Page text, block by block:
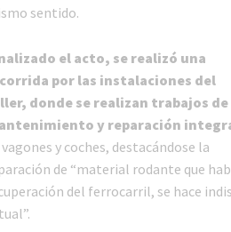
sentido.
el acto, se realizó una
por las instalaciones del
donde se realizan trabajos de
y reparación
vagones y coches, destacándose la
de “material rodante que
del ferrocarril, se hace